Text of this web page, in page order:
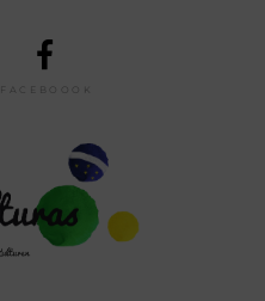
FACEBOOOK